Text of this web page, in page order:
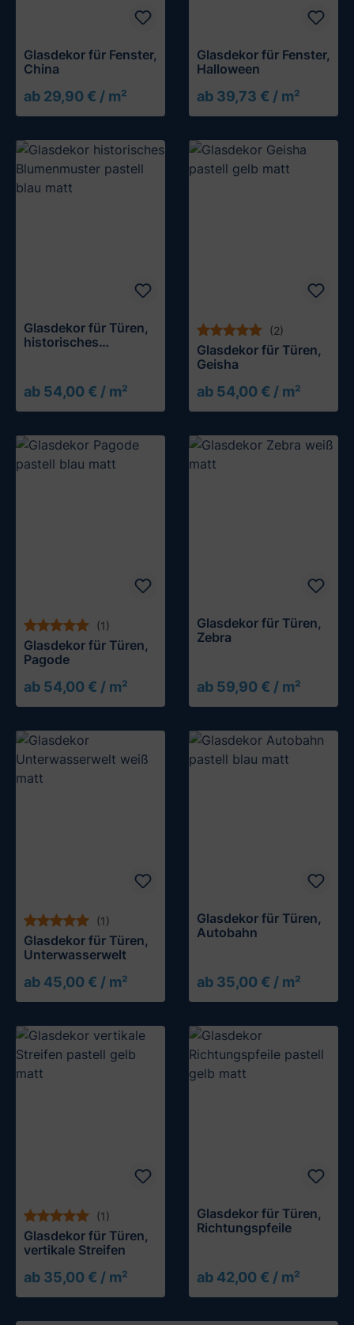
Glasdekor für Fenster,
China
ab 29,90 € / m²
Glasdekor für Fenster,
Halloween
ab 39,73 € / m²
Glasdekor für Türen,
historisches
ab 54,00 € / m²
(2)
Glasdekor für Türen,
Geisha
ab 54,00 € / m²
(1)
Glasdekor für Türen,
Pagode
ab 54,00 € / m²
Glasdekor für Türen,
Zebra
ab 59,90 € / m²
(1)
Glasdekor für Türen,
Unterwasserwelt
ab 45,00 € / m²
Glasdekor für Türen,
Autobahn
ab 35,00 € / m²
(1)
Glasdekor für Türen,
vertikale Streifen
ab 35,00 € / m²
Glasdekor für Türen,
Richtungspfeile
ab 42,00 € / m²